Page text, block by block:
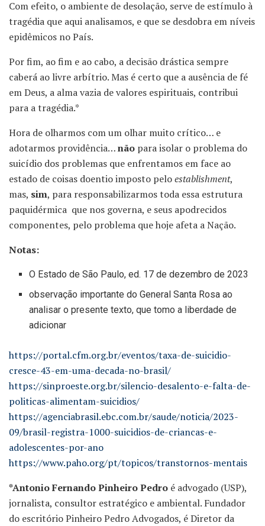
Com efeito, o ambiente de desolação, serve de estímulo à
tragédia que aqui analisamos, e que se desdobra em níveis
epidêmicos no País.
Por fim, ao fim e ao cabo, a decisão drástica sempre
caberá ao livre arbítrio. Mas é certo que a ausência de fé
em Deus, a alma vazia de valores espirituais, contribui
para a tragédia.*
Hora de olharmos com um olhar muito crítico… e
adotarmos providência…não para isolar o problema do
suicídio dos problemas que enfrentamos em face ao
estado de coisas doentio imposto peloestablishment,
mas, sim, para responsabilizarmos toda essa estrutura
paquidérmica que nos governa, e seus apodrecidos
componentes, pelo problema que hoje afeta a Nação.
Notas:
O Estado de São Paulo, ed. 17 de dezembro de 2023
observação importante do General Santa Rosa ao
analisar o presente texto, que tomo a liberdade de
adicionar
https://portal.cfm.org.br/eventos/taxa-de-suicidio-
cresce-43-em-uma-decada-no-brasil/
https://sinproeste.org.br/silencio-desalento-e-falta-de-
politicas-alimentam-suicidios/
https://agenciabrasil.ebc.com.br/saude/noticia/2023-
09/brasil-registra-1000-suicidios-de-criancas-e-
adolescentes-por-ano
https://www.paho.org/pt/topicos/transtornos-mentais
*Antonio Fernando Pinheiro Pedro é advogado (USP),
jornalista, consultor estratégico e ambiental. Fundador
do escritório Pinheiro Pedro Advogados, é Diretor da